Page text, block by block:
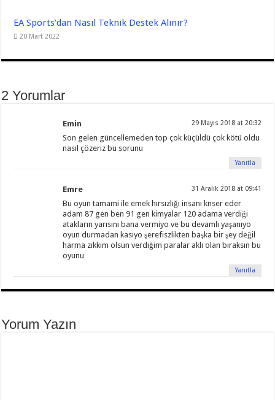
EA Sports’dan Nasıl Teknik Destek Alınır?
20 Mart 2022
2 Yorumlar
Emin 29 Mayıs 2018 at 20:32
Son gelen güncellemeden top çok küçüldü çok kötü oldu
nasıl çözeriz bu sorunu
Yanıtla
Emre 31 Aralık 2018 at 09:41
Bu oyun tamami ile emek hırsızlığı insanı knser eder
adam 87 gen ben 91 gen kimyalar 120 adama verdiği
atakların yarısını bana vermiyo ve bu devamlı yaşanıyo
oyun durmadan kasıyo şerefiszlikten başka bir şey değil
harma zıkkım olsun verdiğim paralar aklı olan bıraksın bu
oyunu
Yanıtla
Yorum Yazın